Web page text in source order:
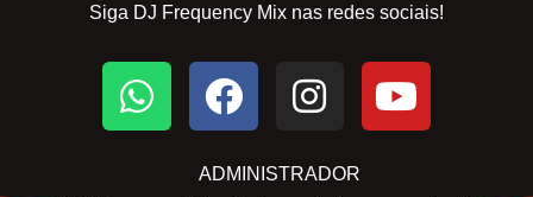
Siga DJ Frequency Mix nas redes sociais!
ADMINISTRADOR